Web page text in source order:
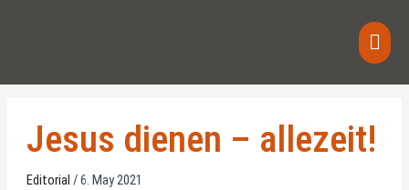
Main
Jesus dienen – allezeit!
Editorial /6. May 2021